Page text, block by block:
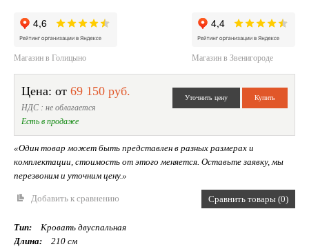
Магазин в Голицыно Магазин в Звенигороде
Цена: от 69 150 руб.
НДС : не облагается
Есть в продаже
«Один товар может быть представлен в разных размерах и
комплектации, стоимость от этого меняется. Оставьте заявку, мы
перезвоним и уточним цену.»
Добавить к сравнению Сравнить товары (0)
Тип:
Кровать двуспальная
Длина:
210 см